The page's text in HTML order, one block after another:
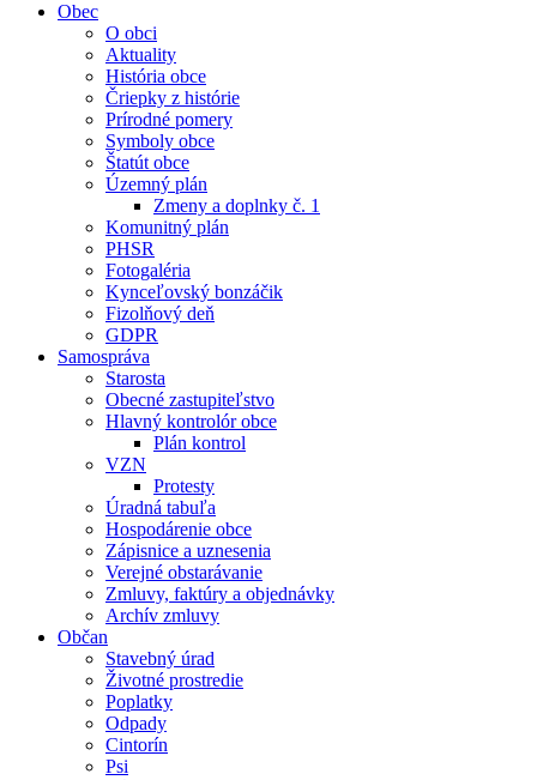
Obec
O obci
Aktuality
História obce
Čriepky z histórie
Prírodné pomery
Symboly obce
Štatút obce
Územný plán
Zmeny a doplnky č. 1
Komunitný plán
PHSR
Fotogaléria
Kynceľovský bonzáčik
Fizolňový deň
GDPR
Samospráva
Starosta
Obecné zastupiteľstvo
Hlavný kontrolór obce
Plán kontrol
VZN
Protesty
Úradná tabuľa
Hospodárenie obce
Zápisnice a uznesenia
Verejné obstarávanie
Zmluvy, faktúry a objednávky
Archív zmluvy
Občan
Stavebný úrad
Životné prostredie
Poplatky
Odpady
Cintorín
Psi